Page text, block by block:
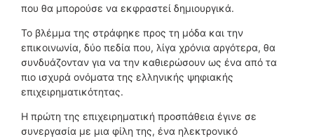
που θα μπορούσε να εκφραστεί δημιουργικά.
Το βλέμμα της στράφηκε προς τη μόδα και την
επικοινωνία, δύο πεδία που, λίγα χρόνια αργότερα, θα
συνδυάζονταν για να την καθιερώσουν ως ένα από τα
πιο ισχυρά ονόματα της ελληνικής ψηφιακής
επιχειρηματικότητας.
Η πρώτη της επιχειρηματική προσπάθεια έγινε σε
συνεργασία με μια φίλη της, ένα ηλεκτρονικό